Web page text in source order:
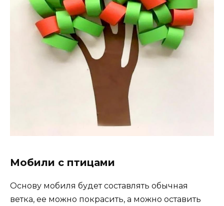
Мобили с птицами
Основу мобиля будет составлять обычная
ветка, ее можно покрасить, а можно оставить